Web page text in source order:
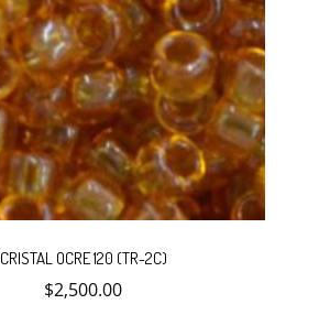
CRISTAL OCRE 120 (TR-2C)
$2,500.00